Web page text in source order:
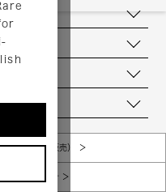
規約（店頭販売）
人情報保護方針